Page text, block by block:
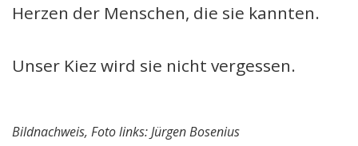
Herzen der Menschen, die sie kannten.
Unser Kiez wird sie nicht vergessen.
Bildnachweis, Foto links: Jürgen Bosenius